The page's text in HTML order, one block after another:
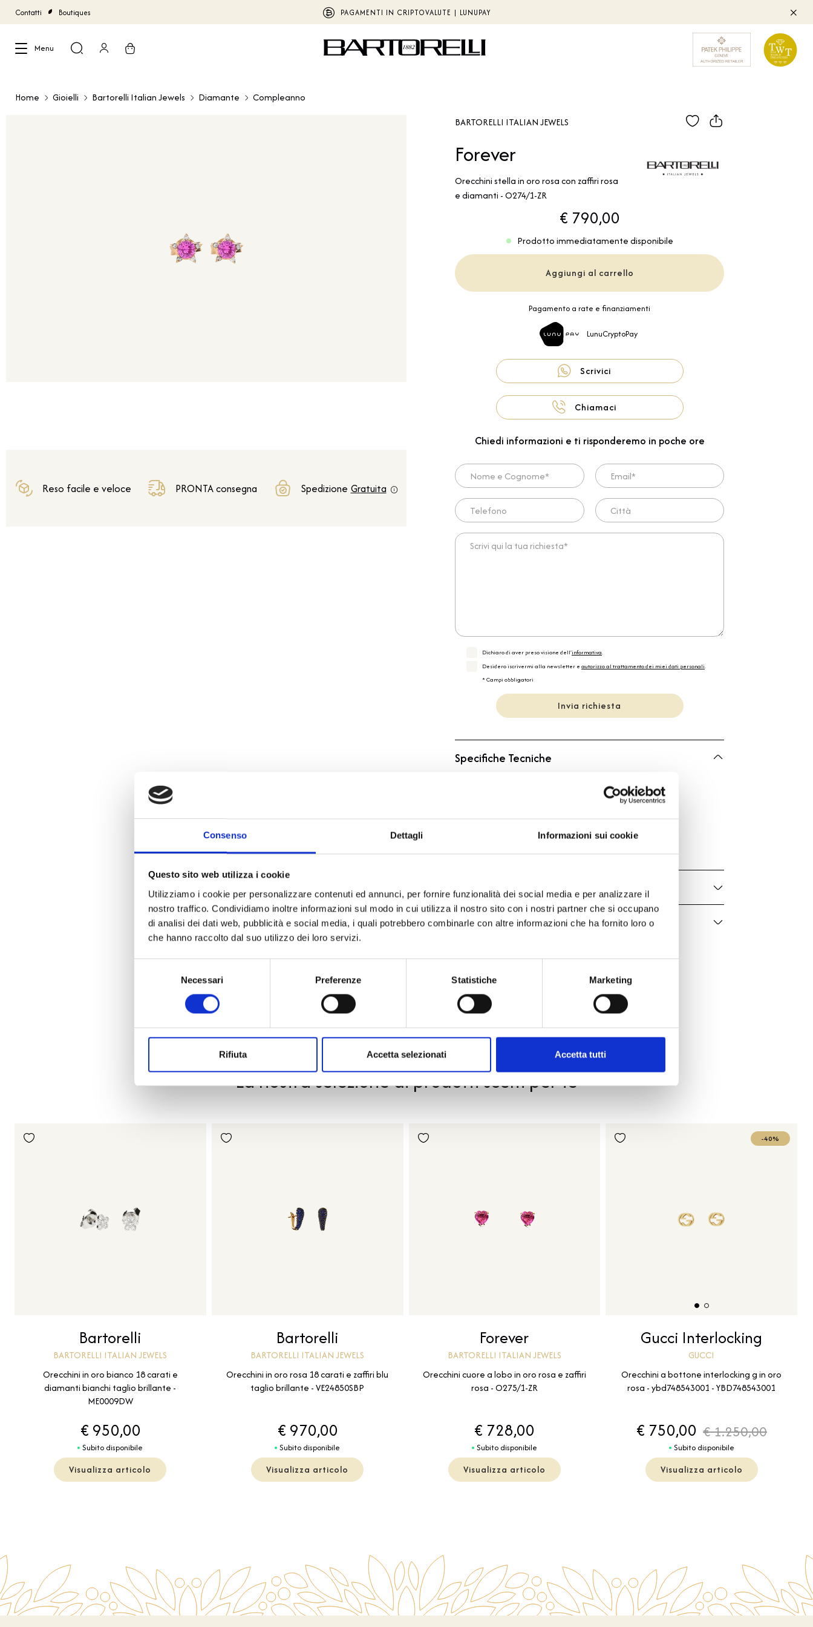
Consenso Dettagli Informazioni sui cookie
Questo sito web utilizza i cookie
Utilizziamo i cookie per personalizzare contenuti ed annunci, per fornire funzionalità dei social media e per analizzare il
nostro traffico. Condividiamo inoltre informazioni sul modo in cui utilizza il nostro sito con i nostri partner che si occupano
di analisi dei dati web, pubblicità e social media, i quali potrebbero combinarle con altre informazioni che ha fornito loro o
che hanno raccolto dal suo utilizzo dei loro servizi.
Necessari Preferenze Statistiche Marketing
Rifiuta Accetta selezionati Accetta tutti
Contatti Boutiques PAGAMENTI IN CRIPTOVALUTE | LUNUPAY
Menu
Home Gioielli Bartorelli Italian Jewels Diamante Compleanno
Reso facile e veloce PRONTA consegna Spedizione Gratuita
BARTORELLI ITALIAN JEWELS
Forever
Orecchini stella in oro rosa con zaffiri rosa
e diamanti - O274/1-ZR
€ 790,00
Prodotto immediatamente disponibile
Aggiungi al carrello
Pagamento a rate e finanziamenti
LunuCryptoPay
Scrivici
Chiamaci
Chiedi informazioni e ti risponderemo in poche ore
Nome e Cognome* Email*
Telefono Città
Scrivi qui la tua richiesta*
Dichiaro di aver preso visione dell'informativa.
Desidero iscrivermi alla newsletter e autorizzo al trattamento dei miei dati personali.
* Campi obbligatori
Invia richiesta
Specifiche Tecniche
Bartorelli Italian Jewels
Donna
Descrizione
Pietre preziose
PRODOTTI SIMILI
La nostra selezione di prodotti scelti per te
Bartorelli
BARTORELLI ITALIAN JEWELS
Orecchini in oro bianco 18 carati e
diamanti bianchi taglio brillante -
ME0009DW
€ 950,00
Subito disponibile
Visualizza articolo
Bartorelli
BARTORELLI ITALIAN JEWELS
Orecchini in oro rosa 18 carati e zaffiri blu
taglio brillante - VE24850SBP
€ 970,00
Subito disponibile
Visualizza articolo
Forever
BARTORELLI ITALIAN JEWELS
Orecchini cuore a lobo in oro rosa e zaffiri
rosa - O275/1-ZR
€ 728,00
Subito disponibile
Visualizza articolo
-40%
Gucci Interlocking
GUCCI
Orecchini a bottone interlocking g in oro
rosa - ybd748543001 - YBD748543001
€ 750,00 € 1.250,00
Subito disponibile
Visualizza articolo